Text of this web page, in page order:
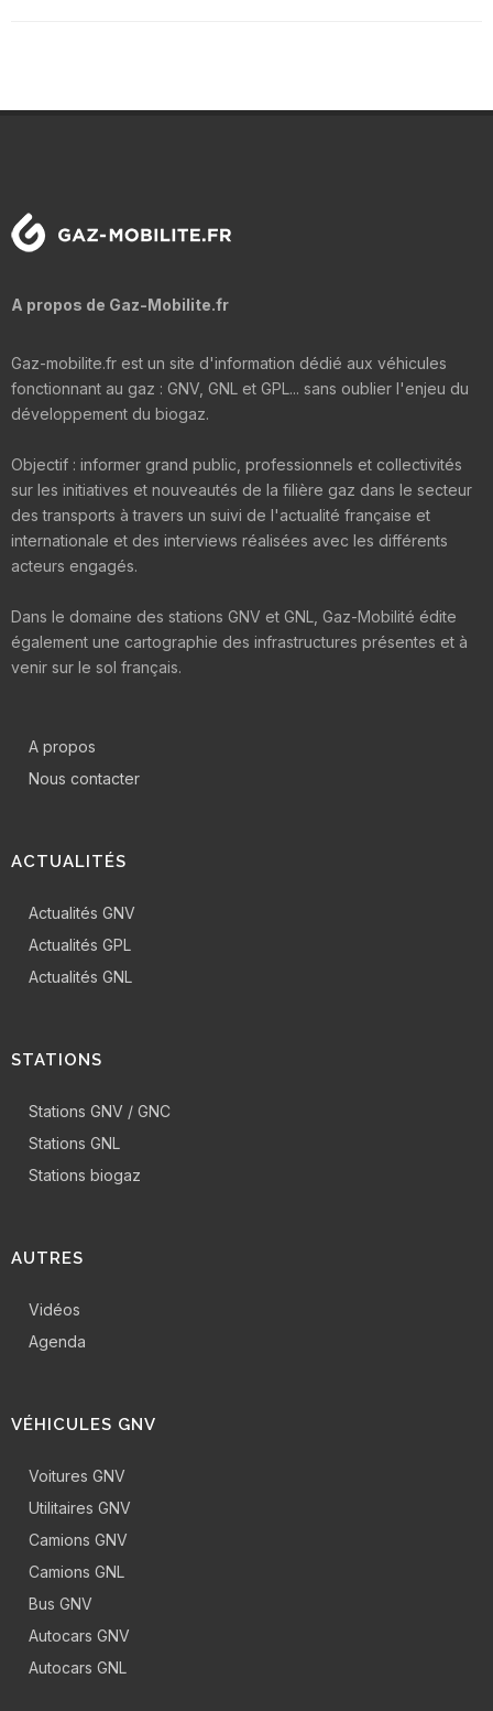
A propos de Gaz-Mobilite.fr
Gaz-mobilite.fr est un site d'information dédié aux véhicules
fonctionnant au gaz : GNV, GNL et GPL... sans oublier l'enjeu du
développement du biogaz.
Objectif : informer grand public, professionnels et collectivités
sur les initiatives et nouveautés de la filière gaz dans le secteur
des transports à travers un suivi de l'actualité française et
internationale et des interviews réalisées avec les différents
acteurs engagés.
Dans le domaine des stations GNV et GNL, Gaz-Mobilité édite
également une cartographie des infrastructures présentes et à
venir sur le sol français.
A propos
Nous contacter
ACTUALITÉS
Actualités GNV
Actualités GPL
Actualités GNL
STATIONS
Stations GNV / GNC
Stations GNL
Stations biogaz
AUTRES
Vidéos
Agenda
VÉHICULES GNV
Voitures GNV
Utilitaires GNV
Camions GNV
Camions GNL
Bus GNV
Autocars GNV
Autocars GNL